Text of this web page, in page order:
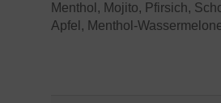
Menthol, Mojito, Pfirsich,
Apfel, Menthol-